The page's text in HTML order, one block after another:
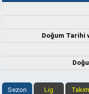
Doğum Tarihi
Sezon Lig Takım